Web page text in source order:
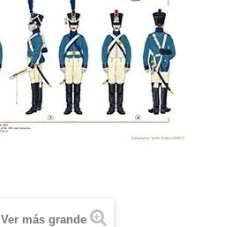
Ver más grande